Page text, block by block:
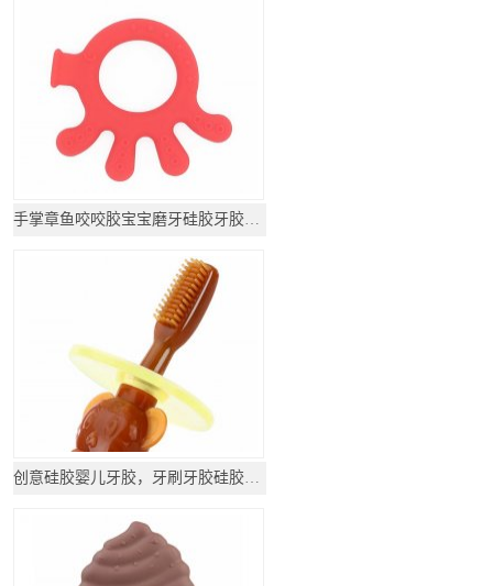
手掌章鱼咬咬胶宝宝磨牙硅胶牙胶玩具
创意硅胶婴儿牙胶，牙刷牙胶硅胶_硅胶母婴用品